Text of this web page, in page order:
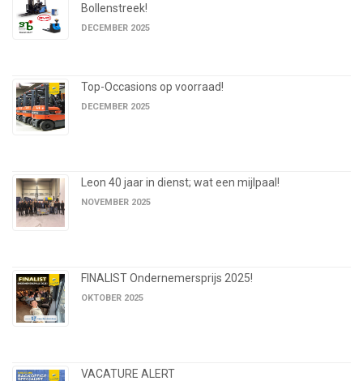
Bollenstreek!
DECEMBER 2025
Top-Occasions op voorraad!
DECEMBER 2025
Leon 40 jaar in dienst; wat een mijlpaal!
NOVEMBER 2025
FINALIST Ondernemersprijs 2025!
OKTOBER 2025
VACATURE ALERT